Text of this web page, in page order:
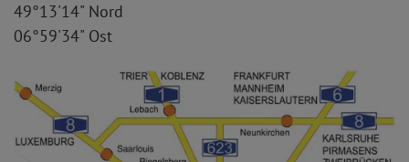
49°13'14" Nord
06°59'34" Ost